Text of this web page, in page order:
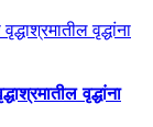
वृद्धांना